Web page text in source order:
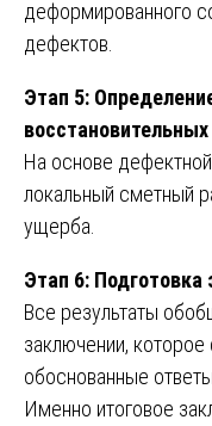
деформированного
дефектов.
Этап 5:
На основе
локальный сметный
ущерба.
Этап 6: Подготовка
Все результаты
заключении,
обоснованные
Именно итоговое